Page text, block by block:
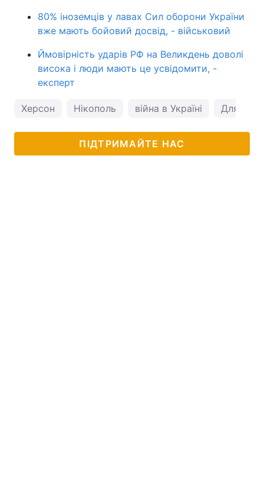
80% іноземців у лавах Сил оборони України
вже мають бойовий досвід, - військовий
Ймовірність ударів РФ на Великдень доволі
висока і люди мають це усвідомити, -
експерт
Херсон Нікополь війна в Україні ДляГааги
ПІДТРИМАЙТЕ НАС